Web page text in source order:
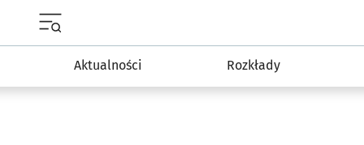
Aktualności Rozkłady